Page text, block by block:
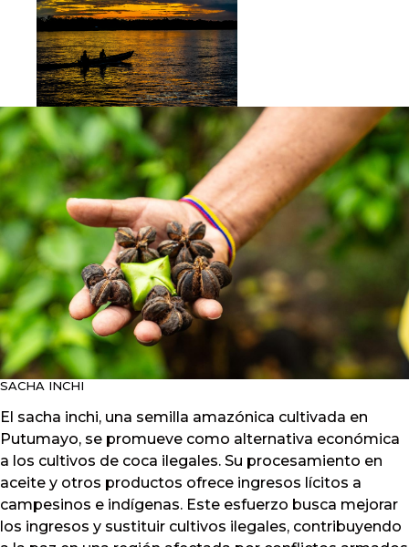
SACHA INCHI
El sacha inchi, una semilla amazónica cultivada en
Putumayo, se promueve como alternativa económica
a los cultivos de coca ilegales. Su procesamiento en
aceite y otros productos ofrece ingresos lícitos a
campesinos e indígenas. Este esfuerzo busca mejorar
los ingresos y sustituir cultivos ilegales, contribuyendo